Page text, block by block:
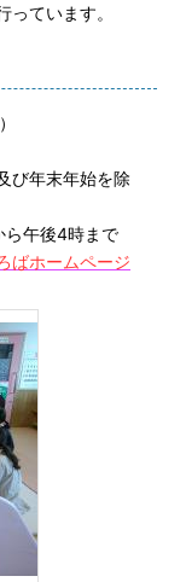
ています。
び年末年始を除
午後4時まで
ばホームページ